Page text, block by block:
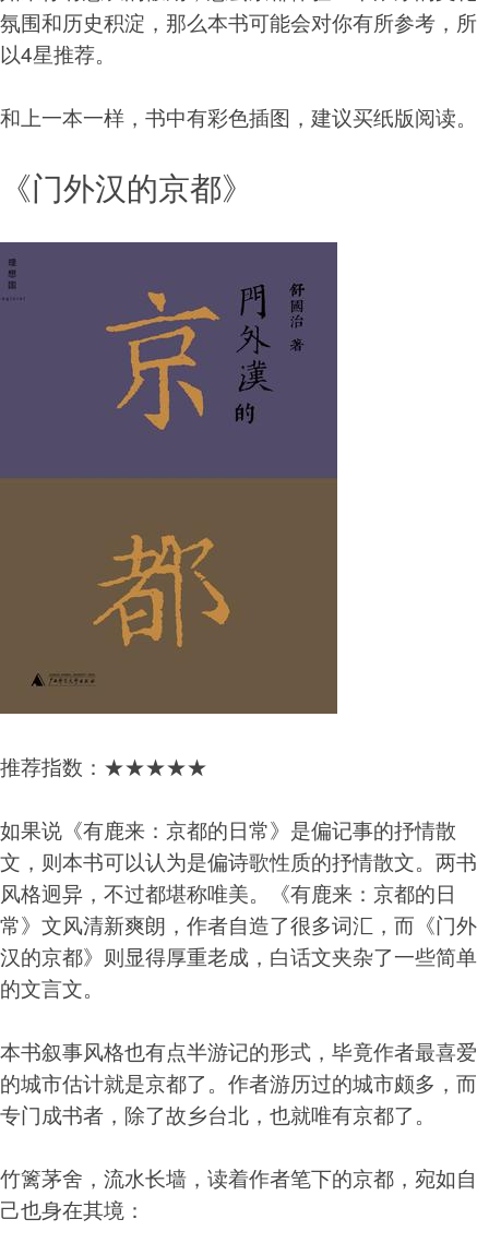
氛围和历史积淀，那么本书可能会对你有所参考，所
以4星推荐。
和上一本一样，书中有彩色插图，建议买纸版阅读。
《门外汉的京都》
推荐指数：★★★★★
如果说《有鹿来：京都的日常》是偏记事的抒情散
文，则本书可以认为是偏诗歌性质的抒情散文。两书
风格迥异，不过都堪称唯美。《有鹿来：京都的日
常》文风清新爽朗，作者自造了很多词汇，而《门外
汉的京都》则显得厚重老成，白话文夹杂了一些简单
的文言文。
本书叙事风格也有点半游记的形式，毕竟作者最喜爱
的城市估计就是京都了。作者游历过的城市颇多，而
专门成书者，除了故乡台北，也就唯有京都了。
竹篱茅舍，流水长墙，读着作者笔下的京都，宛如自
己也身在其境：